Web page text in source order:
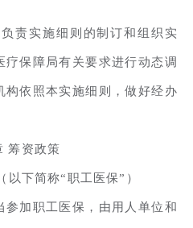
责实施细则的制订和组织实
保障局有关要求进行动态调
构依照本实施细则，做好经办
筹资政策
下简称“职工医保”）
参加职工医保，由用人单位和